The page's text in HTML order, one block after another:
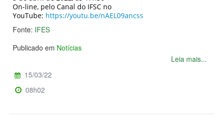
On-line, pelo Canal do IFSC no
YouTube: https://youtu.be/nAEL09ancss
Fonte: IFES
Publicado em Notícias
Leia mais...
15/03/22
08h02